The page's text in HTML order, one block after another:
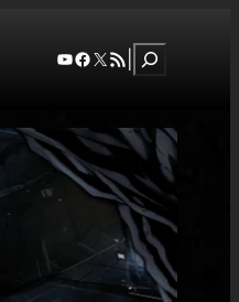
YouTube
Facebook
X RSS FeedSzukaj